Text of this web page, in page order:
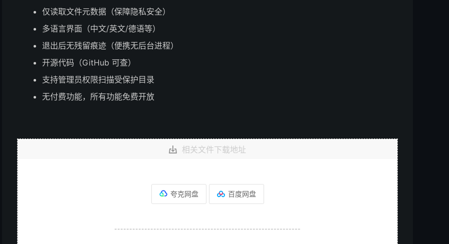
仅读取文件元数据（保障隐私安全）
多语言界面（中文/英文/德语等）
退出后无残留痕迹（便携无后台进程）
开源代码（GitHub 可查）
支持管理员权限扫描受保护目录
无付费功能，所有功能免费开放
相关文件下载地址
夸克网盘 百度网盘
--------------------------------------------------------------